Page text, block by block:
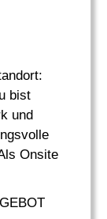
bist
und
Onsite